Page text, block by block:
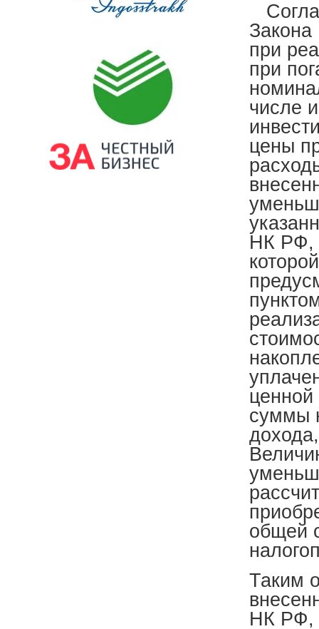
при
при
числе
цены
НК РФ,
суммы
общей
Таким
НК РФ,